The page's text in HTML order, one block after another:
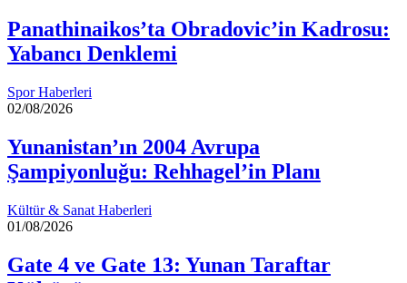
Panathinaikos’ta Obradovic’in Kadrosu:
Yabancı Denklemi
Spor Haberleri
02/08/2026
Yunanistan’ın 2004 Avrupa
Şampiyonluğu: Rehhagel’in Planı
Kültür & Sanat Haberleri
01/08/2026
Gate 4 ve Gate 13: Yunan Taraftar